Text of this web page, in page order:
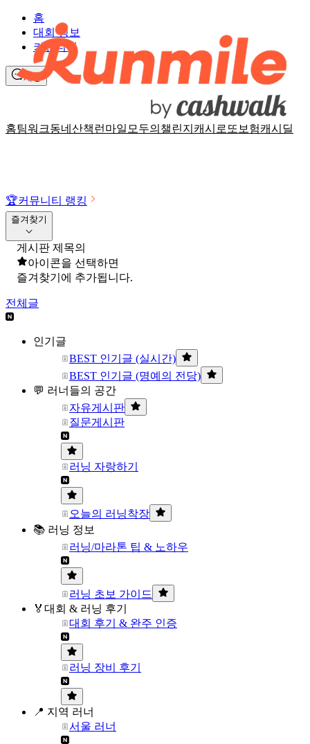
홈팀워크동네산책 런마일 모두의챌린지 캐시로또 보험캐시딜
홈
대회 정보
커뮤니티
채팅
🏆커뮤니티 랭킹
즐겨찾기
게시판 제목의
아이콘을 선택하면
즐겨찾기에 추가됩니다.
전체글
인기글
BEST 인기글 (실시간)
BEST 인기글 (명예의 전당)
💬 러너들의 공간
자유게시판
질문게시판
러닝 자랑하기
오늘의 러닝착장
📚 러닝 정보
러닝/마라톤 팁 & 노하우
러닝 초보 가이드
🏅대회 & 러닝 후기
대회 후기 & 완주 인증
러닝 장비 후기
📍 지역 러너
서울 러너